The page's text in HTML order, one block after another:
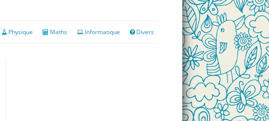
Physique Maths Informatique Divers